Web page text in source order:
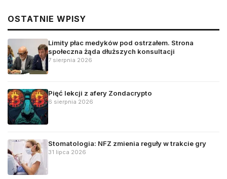
OSTATNIE WPISY
Limity płac medyków pod ostrzałem. Strona
społeczna żąda dłuższych konsultacji
7 sierpnia 2026
Pięć lekcji z afery Zondacrypto
6 sierpnia 2026
Stomatologia: NFZ zmienia reguły w trakcie gry
31 lipca 2026